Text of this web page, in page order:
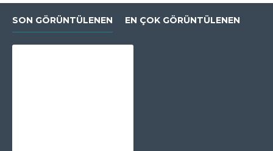
SON GÖRÜNTÜLENEN EN ÇOK GÖRÜNTÜLENEN